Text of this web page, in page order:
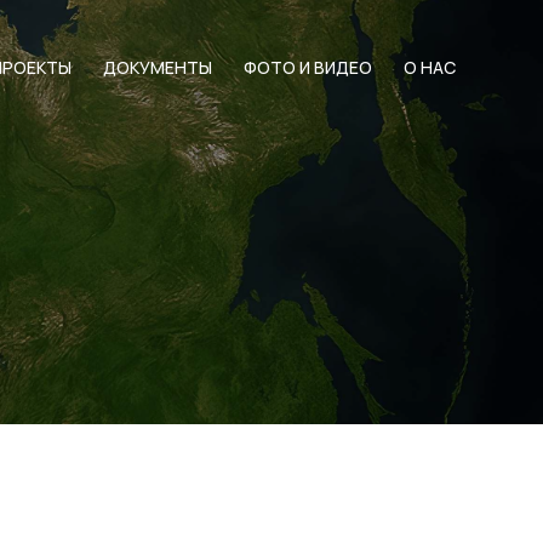
ДОКУМЕНТЫ ФОТО И ВИДЕО О НАС